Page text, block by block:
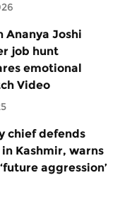
Ananya Joshi
job hunt
emotional
Video
chief defends
Kashmir, warns
aggression’